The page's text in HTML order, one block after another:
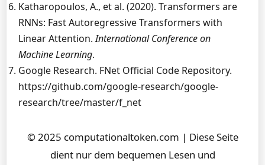
Katharopoulos, A., et al. (2020). Transformers are
RNNs: Fast Autoregressive Transformers with
Linear Attention.International Conference on
Machine Learning.
Google Research. FNet Official Code Repository.
https://github.com/google-research/google-
research/tree/master/f_net
© 2025 computationaltoken.com | Diese Seite
dient nur dem bequemen Lesen und